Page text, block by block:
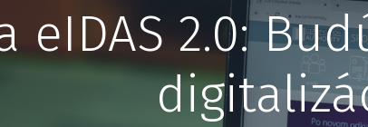
eIDAS 2.0: